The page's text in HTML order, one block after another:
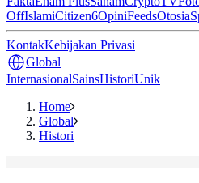
OffIslamiCitizen6OpiniFeedsOtosia
KontakKebijakan Privasi
Global
InternasionalSainsHistoriUnik
Home
Global
Histori